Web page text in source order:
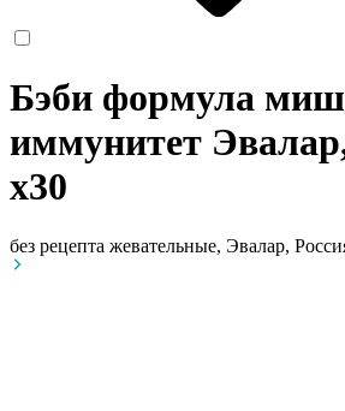
Бэби формула
иммунитет
x30
без рецепта жевательные, Эвалар,